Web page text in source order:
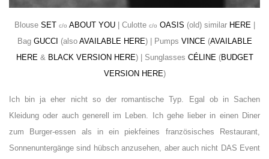
Blouse SET c/o ABOUT YOU| Culotte c/o OASIS (old) similar HERE|
Bag GUCCI (also AVAILABLE HERE) | Pumps VINCE(AVAILABLE
HERE& BLACK VERSION HERE) | Sunglasses CÉLINE(BUDGET
VERSION HERE)
Ich bin ja eher nicht so der romantische Typ. Egal ob in Sachen
Kleidung oder auch generell im Leben. Ich gehe lieber in einen Diner
zum Burger-essen als in ein piekfeines französisches Restaurant,
Sonnenuntergänge sind hübsch anzusehen, aber auch nicht DAS Event